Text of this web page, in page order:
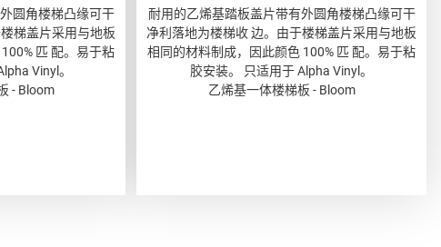
圆角楼梯凸缘可干
梯盖片采用与地板
匹 配。易于粘
Vinyl。
- Bloom
耐用的乙烯基踏板盖片带有外圆角楼梯凸缘可干
净利落地为楼梯收 边。由于楼梯盖片采用与地板
相同的材料制成，因此颜色 100% 匹 配。易于粘
胶安装。 只适用于 Alpha Vinyl。
乙烯基一体楼梯板 - Bloom